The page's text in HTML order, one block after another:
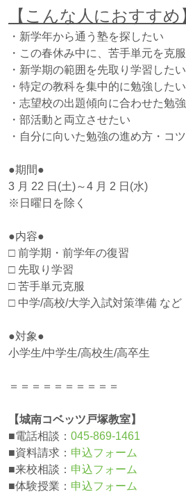
【こんな人におすすめ
・新学年から通う塾を探したい
・この春休み中に、苦手単元を克
・新学期の範囲を先取り学習したい
・特定の教科を集中的に勉強したい
・志望校の出題傾向に合わせた勉
・部活動と両立させたい
・自分に向いた勉強の進め方・コ
●期間●
3 月 22 日(土)～4 月 2 日(水)
※日曜日を除く
●内容●
□ 前学期・前学年の復習
□ 先取り学習
□ 苦手単元克服
□ 中学/高校/大学入試対策準備 など
●対象●
小学生/中学生/高校生/高卒生
＝＝＝＝＝＝＝＝＝＝
【城南コベッツ戸塚教室】
■電話相談： 045-869-1461
■資料請求： 申込フォーム
■来校相談： 申込フォーム
■体験授業： 申込フォーム